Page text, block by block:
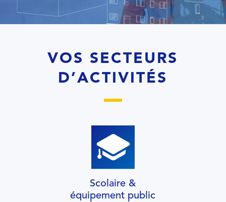
VOS SECTEURS
D’ACTIVITÉS
Scolaire &
équipement public